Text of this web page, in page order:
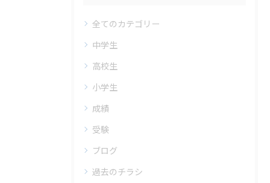
全てのカテゴリー
中学生
高校生
小学生
成績
受験
ブログ
過去のチラシ